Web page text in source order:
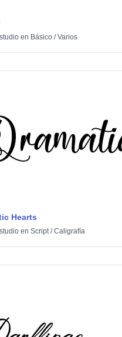
en Básico /Varios
Hearts
en Script/Caligrafía